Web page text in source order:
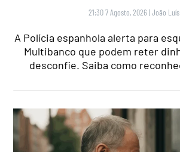
21:30 7 Agosto, 2026 |João Luís
A Polícia espanhola alerta para
Multibanco que podem reter
desconfie. Saiba como